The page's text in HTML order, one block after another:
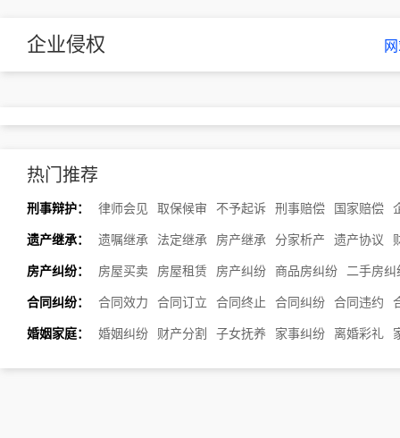
企业侵权
热门推荐
刑事辩护： 律师会见 取保候审 不予起诉 刑事赔偿 国家赔偿
遗产继承： 遗嘱继承 法定继承 房产继承 分家析产 遗产协议
房产纠纷： 房屋买卖 房屋租赁 房产纠纷 商品房纠纷 二手房纠
合同纠纷： 合同效力 合同订立 合同终止 合同纠纷 合同违约
婚姻家庭： 婚姻纠纷 财产分割 子女抚养 家事纠纷 离婚彩礼